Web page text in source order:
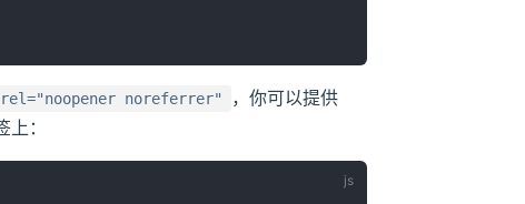
noreferrer" ，你可以提供
上：